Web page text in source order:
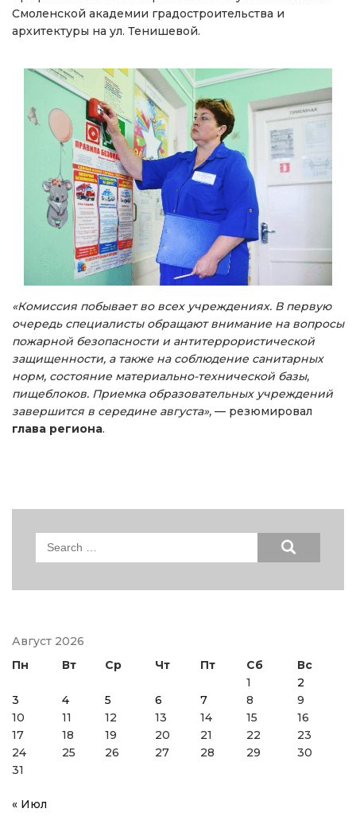
Смоленской академии градостроительства и
архитектуры на ул. Тенишевой.
«Комиссия побывает во всех учреждениях. В первую
очередь специалисты обращают внимание на вопросы
пожарной безопасности и антитеррористической
защищенности, а также на соблюдение санитарных
норм, состояние материально-технической базы,
пищеблоков. Приемка образовательных учреждений
завершится в середине августа», — резюмировал
глава региона.
Search
Август 2026
Пн
Вт Ср Чт Пт Сб
Вс
1
2
3
4 5 6 7 8
9
10
11 12 13 14 15
16
17
18 19 20 21 22
23
24
25 26 27 28 29
30
31
« Июл